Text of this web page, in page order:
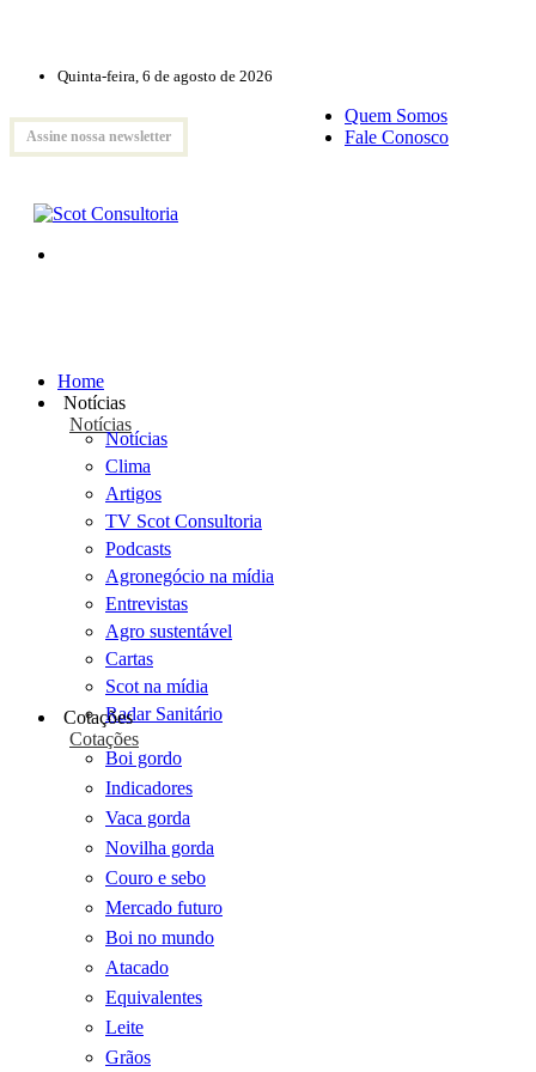
Quinta-feira, 6 de agosto de 2026
Assine nossa newsletter
Quem Somos
Fale Conosco
Home
Notícias
Notícias
Notícias
Clima
Artigos
TV Scot Consultoria
Podcasts
Agronegócio na mídia
Entrevistas
Agro sustentável
Cartas
Scot na mídia
Radar Sanitário
Cotações
Cotações
Boi gordo
Indicadores
Vaca gorda
Novilha gorda
Couro e sebo
Mercado futuro
Boi no mundo
Atacado
Equivalentes
Leite
Grãos